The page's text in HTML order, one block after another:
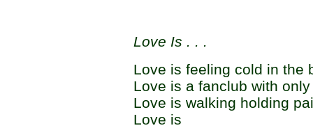
Love Is . . .
Love is feeling cold in the
Love is a fanclub with
Love is walking holding
Love is